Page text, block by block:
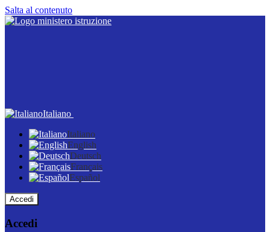
Salta al contenuto
Italiano
Italiano
English
Deutsch
Français
Español
Accedi
Accedi